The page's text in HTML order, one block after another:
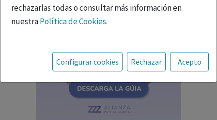
rechazarlas todas o consultar más información en
nuestraPolítica de Cookies.
Toda la información incluida en la Página Web está
referida a productos del mercado español y, por
tanto, dirigida a profesionales sanitarios legalmente
facultados para prescribir o dispensar medicamentos
con ejercicio profesional. La información técnica de los
fármacos se facilita a título meramente informativo,
Configurar cookies Rechazar Acepto